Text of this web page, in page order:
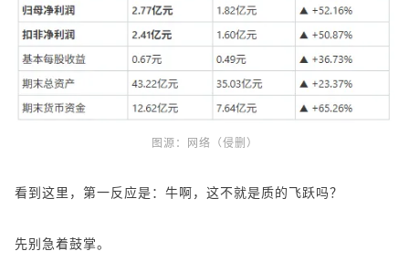
图源： 网络（侵删）
看到这里，第一反应是：牛啊，这不就是质的飞跃吗？
先别急着鼓掌。